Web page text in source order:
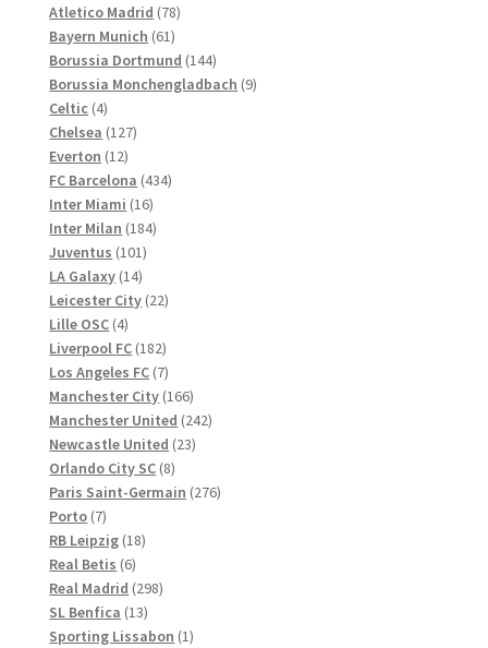
Produkte
Atletico Madrid 7878
Bayern Munich 6161
Produkte
Borussia Dortmund 144144
Produkte
Borussia Monchengladbach 99
Celtic 44
Produkte
Chelsea 127127
Everton 1212
Produkte
FC Barcelona 434434
Inter Miami 1616
Produkte
Inter Milan 184184
Juventus 101101
LA Galaxy 1414
Produkte
Leicester City 2222
Lille OSC 44
Produkte
Liverpool FC 182182
Produkte
Los Angeles FC 77
Produkte
Manchester City 166166
Produkte
Manchester United 242242
Newcastle United 2323
Orlando City SC 88
Produkte
Paris Saint-Germain 276276
Porto 77
Produkte
RB Leipzig 1818
Real Betis 66
Produkte
Real Madrid 298298
SL Benfica 1313
Produkte
Sporting Lissabon 11